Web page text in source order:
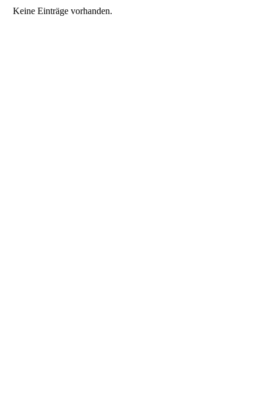
Keine Einträge vorhanden.